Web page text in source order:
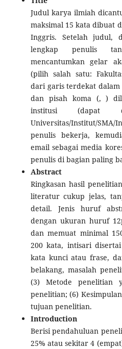
Judul karya ilmiah
maksimal 15 kata dibuat
Inggris. Setelah judul,
lengkap penulis
mencantumkan gelar
(pilih salah satu:
dari garis terdekat
dan pisah koma (, )
institusi (dapat
Universitas/Institut/
penulis bekerja,
email sebagai media
penulis di bagian paling
Abstract
Ringkasan hasil
literatur cukup jelas,
detail. Jenis huruf
dengan ukuran huruf
dan memuat minimal
200 kata, intisari
kata kunci atau frase,
belakang, masalah
(3) Metode penelitian
penelitian; (6)
tujuan penelitian.
Introduction
Berisi pendahuluan
25% atau sekitar 4